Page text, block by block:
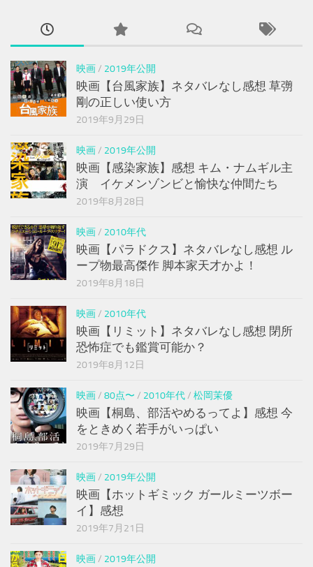
映画/ 2019年公開
映画【台風家族】ネタバレなし感想 草彅
剛の正しい使い方
2019年9月29日
映画/ 2019年公開
映画【感染家族】感想 キム・ナムギル主
演 イケメンゾンビと愉快な仲間たち
2019年8月28日
映画/ 2010年代
映画【パラドクス】ネタバレなし感想 ル
ープ物最高傑作 脚本家天才かよ！
2019年8月18日
映画/ 2010年代
映画【リミット】ネタバレなし感想 閉所
恐怖症でも鑑賞可能か？
2019年8月12日
映画/ 80点〜 / 2010年代/ 松岡茉優
映画【桐島、部活やめるってよ】感想 今
をときめく若手がいっぱい
2019年7月29日
映画/ 2019年公開
映画【ホットギミック ガールミーツボー
イ】感想
2019年7月21日
映画/ 2019年公開